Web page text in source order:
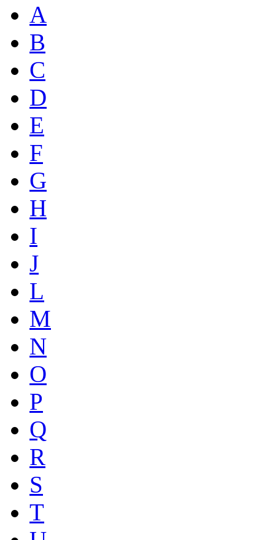
A
B
C
D
E
F
G
H
I
J
L
M
N
O
P
Q
R
S
T